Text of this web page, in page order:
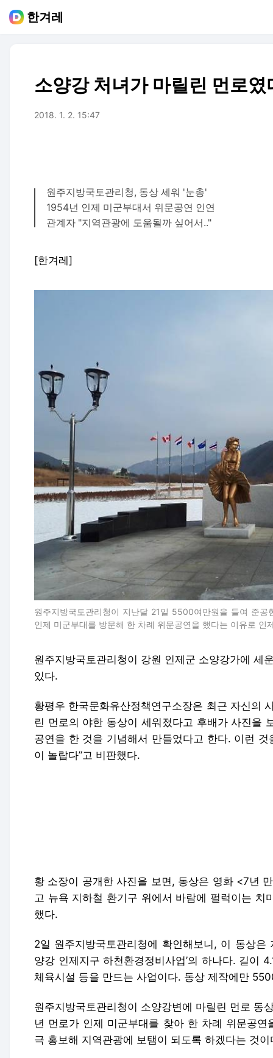
한겨레
소양강 처녀가 마릴린 먼로였
2018. 1. 2. 15:47
원주지방국토관리청, 동상 세워 '눈총'
1954년 인제 미군부대서 위문공연 인연
관계자 "지역관광에 도움될까 싶어서.."
[한겨레]
원주지방국토관리청이 지난달 21일 5500여만원을 들여 준
인제 미군부대를 방문해 한 차례 위문공연을 했다는 이유로 인
원주지방국토관리청이 강원 인제군 소양강가에 세
있다.
황평우 한국문화유산정책연구소장은 최근 자신의
린 먼로의 야한 동상이 세워졌다고 후배가 사진을
공연을 한 것을 기념해서 만들었다고 한다. 이런
이 놀랍다”고 비판했다.
황 소장이 공개한 사진을 보면, 동상은 영화 <7년
고 뉴욕 지하철 환기구 위에서 바람에 펄럭이는 치
했다.
2일 원주지방국토관리청에 확인해보니, 이 동상은
양강 인제지구 하천환경정비사업’의 하나다. 길이
체육시설 등을 만드는 사업이다. 동상 제작에만
원주지방국토관리청이 소양강변에 마릴린 먼로 동
년 먼로가 인제 미군부대를 찾아 한 차례 위문공
극 홍보해 지역관광에 보탬이 되도록 하겠다는 것이